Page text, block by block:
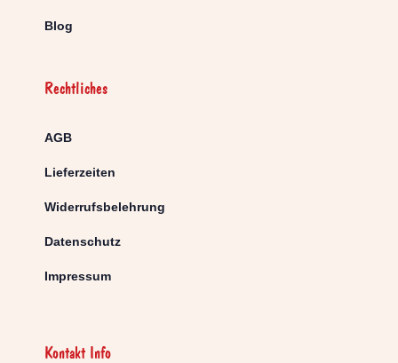
Blog
Rechtliches
AGB
Lieferzeiten
Widerrufsbelehrung
Datenschutz
Impressum
Kontakt Info